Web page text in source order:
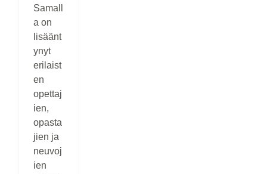
Samall
a on
lisäänt
ynyt
erilaist
en
opettaj
ien,
opasta
jien ja
neuvoj
ien